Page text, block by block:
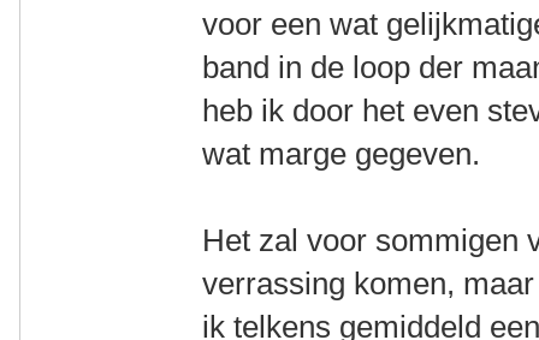
voor een wat
band in de loop der
heb ik door het even
wat marge gegeven.
Het zal voor sommigen
verrassing komen,
ik telkens gemiddeld